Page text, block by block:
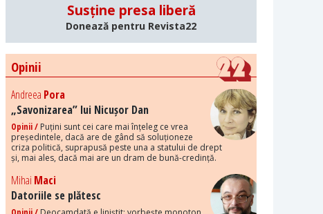
Susține presa liberă
Donează pentru Revista22
Opinii
Andreea Pora
„Savonizarea” lui Nicușor Dan
Opinii / Puțini sunt cei care mai înțeleg ce vrea
președintele, dacă are de gând să soluționeze
criza politică, suprapusă peste una a statului de drept
și, mai ales, dacă mai are un dram de bună-credință.
Mihai Maci
Datoriile se plătesc